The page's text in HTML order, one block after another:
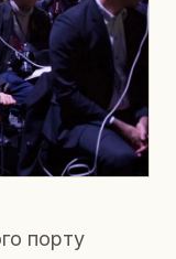
порту